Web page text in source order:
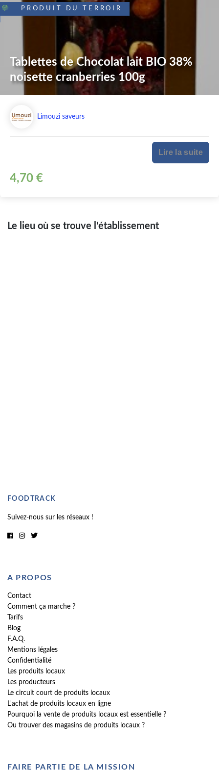
PRODUIT DU TERROIR
Tablettes de Chocolat lait BIO 38%
noisette cranberries 100g
Limouzi saveurs
Lire la suite
4,70 €
Le lieu où se trouve l'établissement
FOODTRACK
Suivez-nous sur les réseaux !
A PROPOS
Contact
Comment ça marche ?
Tarifs
Blog
F.A.Q.
Mentions légales
Confidentialité
Les produits locaux
Les producteurs
Le circuit court de produits locaux
L'achat de produits locaux en ligne
Pourquoi la vente de produits locaux est essentielle ?
Ou trouver des magasins de produits locaux ?
FAIRE PARTIE DE LA MISSION